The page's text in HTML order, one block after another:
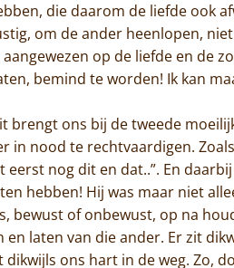
die daarom de liefde ook
om de ander heenlopen,
aangewezen op de liefde en de
bemind te worden! Ik kan
brengt ons bij de tweede
in nood te rechtvaardigen.
eerst nog dit en dat..”. En
hebben! Hij was maar niet
bewust of onbewust, op na
en laten van die ander. Er zit
dikwijls ons hart in de weg. Zo,